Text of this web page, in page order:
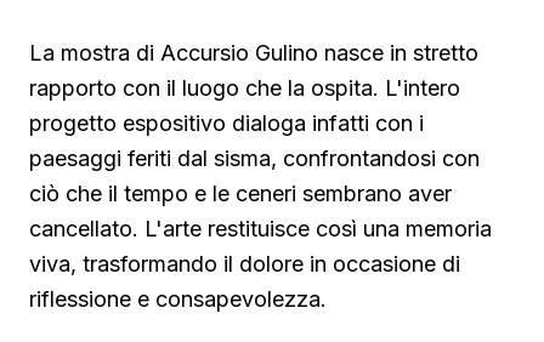
La mostra di Accursio Gulino nasce in stretto
rapporto con il luogo che la ospita. L'intero
progetto espositivo dialoga infatti con i
paesaggi feriti dal sisma, confrontandosi con
ciò che il tempo e le ceneri sembrano aver
cancellato. L'arte restituisce così una memoria
viva, trasformando il dolore in occasione di
riflessione e consapevolezza.